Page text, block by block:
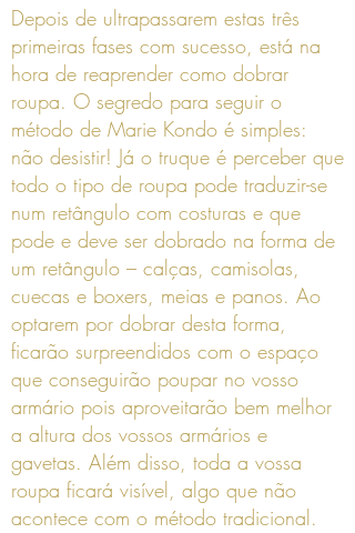
Depois de ultrapassarem estas três
primeiras fases com sucesso, está na
hora de reaprender como dobrar
roupa. O segredo para seguir o
método de Marie Kondo é simples:
não desistir! Já o truque é perceber que
todo o tipo de roupa pode traduzir-se
num retângulo com costuras e que
pode e deve ser dobrado na forma de
um retângulo – calças, camisolas,
cuecas e boxers, meias e panos. Ao
optarem por dobrar desta forma,
ficarão surpreendidos com o espaço
que conseguirão poupar no vosso
armário pois aproveitarão bem melhor
a altura dos vossos armários e
gavetas. Além disso, toda a vossa
roupa ficará visível, algo que não
acontece com o método tradicional.